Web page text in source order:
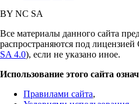
BY NC SA
Все материалы данного сайта
распространяются под лицензией
SA 4.0), если не указано иное.
Использование этого сайта
Правилами сайта,